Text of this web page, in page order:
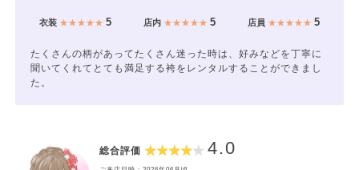
衣装★★★★★ 5 店内★★★★★ 5 店員 ★★★★★5
たくさんの柄があってたくさん迷った時は、好みなどを丁寧に
聞いてくれてとても満足する袴をレンタルすることができまし
た。
総合評価 4.0